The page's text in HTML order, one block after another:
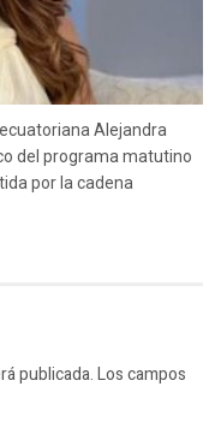
Alejandra
del programa matutino
por la cadena
publicada.Los campos